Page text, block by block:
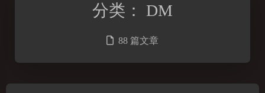
分类： DM
88 篇文章